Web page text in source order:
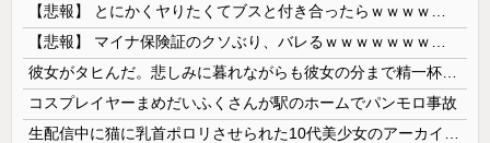
コスプレイヤーまめだいふくさんが駅のホームでパンモロ事故